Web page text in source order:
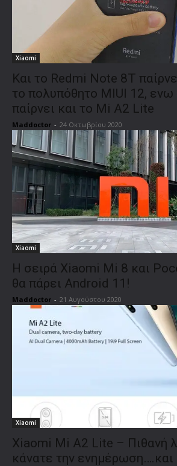
Xiaomi
Και το Redmi Note 8T
το πολυπόθητο MIUI 12,
παίρνει και το Mi A2 Lite
Maddoctor - 24 Οκτωβρίου 2020
Xiaomi
Η σειρά Xiaomi Mi 8 και
θα πάρει Android 11!
Maddoctor - 21 Αυγούστου 2020
Xiaomi
Xiaomi Mi A2 Lite – Πιθανή
κάνατε την